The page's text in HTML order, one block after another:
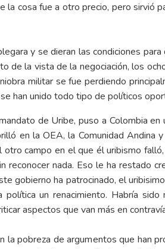
cosa fue a otro precio, pero sirvió
y se dieran las condiciones
de la vista de la negociación, los
militar se fue perdiendo
han unido todo tipo de políticos
de Uribe, puso a Colombia
en la OEA, la Comunidad Andina
otro campo en el que él uribismo
reconocer nada. Eso le ha restado
gobierno ha patrocinado, el
un renacimiento. Habría
aspectos que van más en
pobreza de argumentos que han